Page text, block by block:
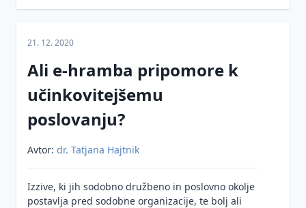
21. 12. 2020
Ali e-hramba pripomore k
učinkovitejšemu
poslovanju?
Avtor: dr. Tatjana Hajtnik
Izzive, ki jih sodobno družbeno in poslovno okolje
postavlja pred sodobne organizacije, te bolj ali